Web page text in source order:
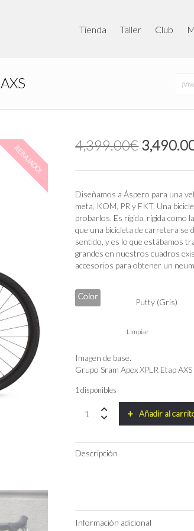
Tienda Taller Club
REBAJADO! 4,399.00€El
precio
original
Diseñamos a Áspero para una
meta, KOM, PR y FKT. Una
probarlos. Es rígida, rígida como
que una bicicleta de carretera se
sentido, y es lo que estábamos
grandes en nuestros cuadros
accesorios para obtener un
Color
Limpiar
Imagen de base.
Grupo Sram Apex XPLR Etap AXS
1 disponibles
Bicicleta
Cervélo
Sram
Apex
Añadir al
Descripción
Información adicional